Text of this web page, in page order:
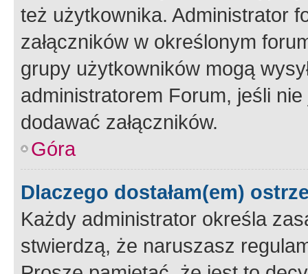
też użytkownika. Administrator
załączników w określonym
grupy użytkowników mogą
administratorem Forum, jeśli
dodawać załączników.
Góra
Dlaczego dostałam(em)
Każdy administrator określa
stwierdzą, że naruszasz